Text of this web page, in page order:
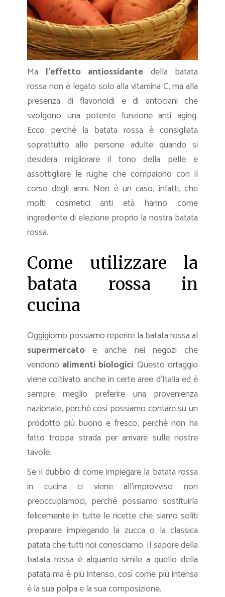
Ma l’effetto antiossidante della batata
rossa non è legato solo alla vitamina C, ma alla
presenza di flavonoidi e di antociani che
svolgono una potente funzione anti aging.
Ecco perché la batata rossa è consigliata
soprattutto alle persone adulte quando si
desidera migliorare il tono della pelle e
assottigliare le rughe che compaiono con il
corso degli anni. Non è un caso, infatti, che
molti cosmetici anti età hanno come
ingrediente di elezione proprio la nostra batata
rossa.
Come utilizzare la
batata rossa in
cucina
Oggigiorno possiamo reperire la batata rossa al
supermercato e anche nei negozi che
vendono alimenti biologici. Questo ortaggio
viene coltivato anche in certe aree d’Italia ed è
sempre meglio preferire una provenienza
nazionale, perché così possiamo contare su un
prodotto più buono e fresco, perché non ha
fatto troppa strada per arrivare sulle nostre
tavole.
Se il dubbio di come impiegare la batata rossa
in cucina ci viene all’improvviso non
preoccupiamoci, perché possiamo sostituirla
felicemente in tutte le ricette che siamo soliti
preparare impiegando la zucca o la classica
patata che tutti noi conosciamo. Il sapore della
batata rossa è alquanto simile a quello della
patata ma è più intenso, così come più intensa
è la sua polpa e la sua composizione.